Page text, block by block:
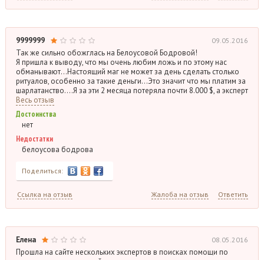
9999999 09.05.2016
Так же сильно обожглась на Белоусовой Бодровой!
Я пришла к выводу, что мы очень любим ложь и по этому нас
обманывают…Настоящий маг не может за день сделать столько
ритуалов, особенно за такие деньги…Это значит что мы платим за
шарлатанство….Я за эти 2 месяца потеряла почти 8.000 $, а эксперт
Весь отзыв
Достоинства
нет
Недостатки
белоусова бодрова
Поделиться:
Ссылка на отзыв Жалоба на отзыв Ответить
Елена 08.05.2016
Прошла на сайте нескольких экспертов в поисках помощи по